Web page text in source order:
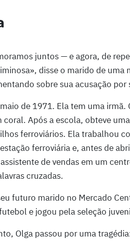
juntos — e agora, de
disse o marido de uma
sobre sua acusação por
de 1971. Ela tem uma
coral. Após a escola, obteve
ferroviários. Ela trabalhou
ferroviária e, antes de
de vendas em um
cruzadas.
futuro marido no Mercado
e jogou pela seleção
Olga passou por uma